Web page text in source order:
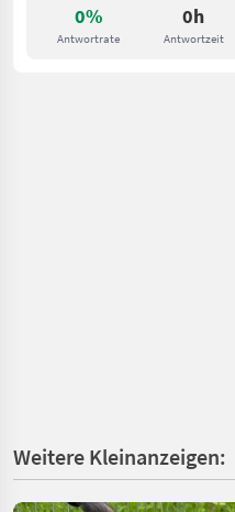
0%
Antwortrate
0h
Antwortzeit
Weitere Kleinanzeigen: